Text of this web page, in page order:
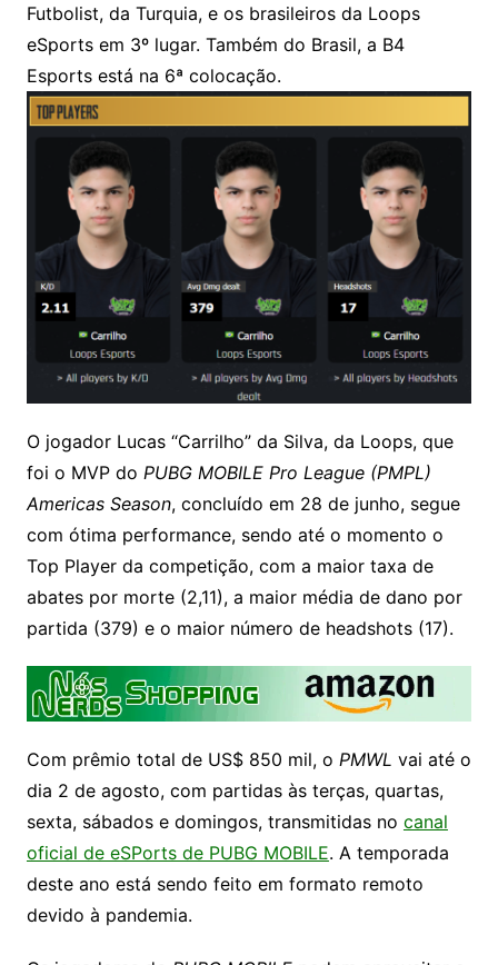
Futbolist, da Turquia, e os brasileiros da Loops
eSports em 3º lugar. Também do Brasil, a B4
Esports está na 6ª colocação.
O jogador Lucas “Carrilho” da Silva, da Loops, que
foi o MVP do PUBG MOBILE Pro League (PMPL)
Americas Season, concluído em 28 de junho, segue
com ótima performance, sendo até o momento o
Top Player da competição, com a maior taxa de
abates por morte (2,11), a maior média de dano por
partida (379) e o maior número de headshots (17).
Com prêmio total de US$ 850 mil, o PMWL vai até o
dia 2 de agosto, com partidas às terças, quartas,
sexta, sábados e domingos, transmitidas no canal
oficial de eSPorts de PUBG MOBILE. A temporada
deste ano está sendo feito em formato remoto
devido à pandemia.